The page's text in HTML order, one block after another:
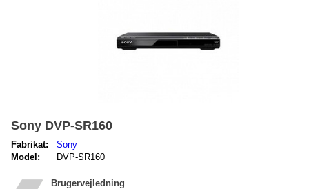
Sony DVP-SR160
Fabrikat:
Sony
Model:
DVP-SR160
Brugervejledning